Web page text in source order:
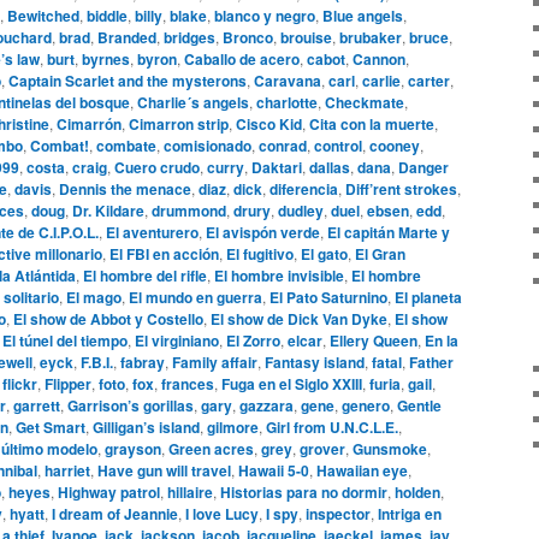
, Bewitched, biddle, billy, blake, blanco y negro, Blue angels,
, brad, Branded, bridges, Bronco, brouise, brubaker, bruce,
law, burt, byrnes, byron, Caballo de acero, cabot, Cannon,
, Captain Scarlet and the mysterons, Caravana, carl, carlie, carter,
del bosque, Charlie´s angels, charlotte, Checkmate,
, Cimarrón, Cimarron strip, Cisco Kid, Cita con la muerte,
, Combat!, combate, comisionado, conrad, control, cooney,
, costa, craig, Cuero crudo, curry, Daktari, dallas, dana, Danger
, davis, Dennis the menace, diaz, dick, diferencia, Diff’rent strokes,
, doug, Dr. Kildare, drummond, drury, dudley, duel, ebsen, edd,
de C.I.P.O.L., El aventurero, El avispón verde, El capitán Marte y
millonario, El FBI en acción, El fugitivo, El gato, El Gran
Atlántida, El hombre del rifle, El hombre invisible, El hombre
solitario, El mago, El mundo en guerra, El Pato Saturnino, El planeta
, El show de Abbot y Costello, El show de Dick Van Dyke, El show
El túnel del tiempo, El virginiano, El Zorro, elcar, Ellery Queen, En la
, eyck, F.B.I., fabray, Family affair, Fantasy island, fatal, Father
flickr, Flipper, foto, fox, frances, Fuga en el Siglo XXIII, furia, gail,
, garrett, Garrison’s gorillas, gary, gazzara, gene, genero, Gentle
, Get Smart, Gilligan’s island, gilmore, Girl from U.N.C.L.E.,
modelo, grayson, Green acres, grey, grover, Gunsmoke,
, harriet, Have gun will travel, Hawaii 5-0, Hawaiian eye,
, heyes, Highway patrol, hillaire, Historias para no dormir, holden,
, hyatt, I dream of Jeannie, I love Lucy, I spy, inspector, Intriga en